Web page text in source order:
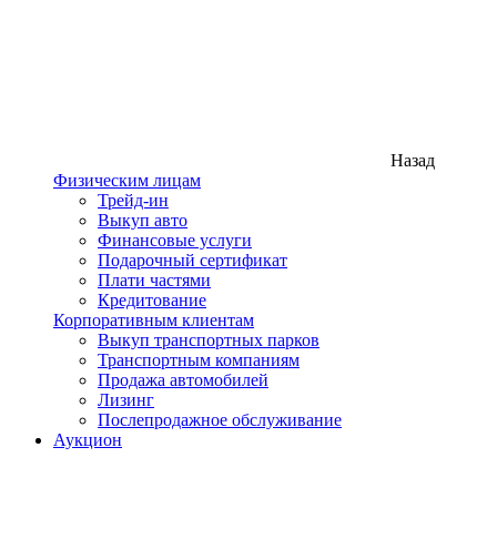
Назад
Физическим лицам
Трейд-ин
Выкуп авто
Финансовые услуги
Подарочный сертификат
Плати частями
Кредитование
Корпоративным клиентам
Выкуп транспортных парков
Транспортным компаниям
Продажа автомобилей
Лизинг
Послепродажное обслуживание
Аукцион